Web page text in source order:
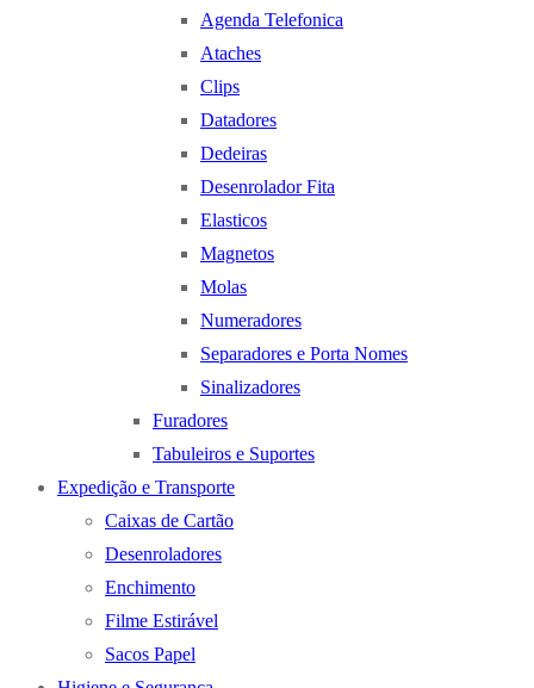
Agenda Telefonica
Ataches
Clips
Datadores
Dedeiras
Desenrolador Fita
Elasticos
Magnetos
Molas
Numeradores
Separadores e Porta Nomes
Sinalizadores
Furadores
Tabuleiros e Suportes
Expedição e Transporte
Caixas de Cartão
Desenroladores
Enchimento
Filme Estirável
Sacos Papel